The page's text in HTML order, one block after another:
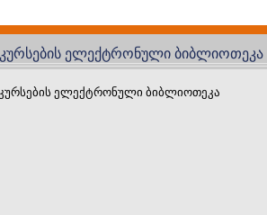
ელექტრონული ბიბლიოთეკა
ელექტრონული ბიბლიოთეკა